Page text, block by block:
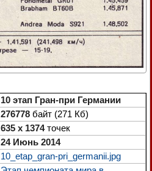
10 этап Гран-при Германии
276778 байт (271 Кб)
635 x 1374точек
24 Июнь 2014
10_etap_gran-pri_germanii.jpg